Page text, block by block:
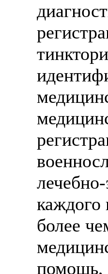
каждого
более
помощь,